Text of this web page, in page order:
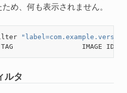
め、何も表示されません。
ルタ